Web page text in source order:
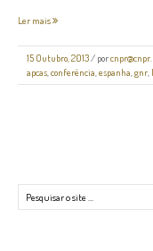
Ler mais
15 Outubro, 2013/ por
apcas,conferência,espanha,gnr,